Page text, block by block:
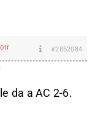
#2852084
da a AC 2-6.